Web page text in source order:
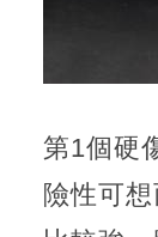
第1個硬
險性可